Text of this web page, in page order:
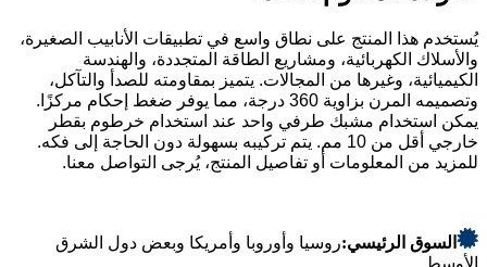
يُستخدم هذا المنتج على نطاق واسع في تطبيقات الأنابيب الصغيرة،
والأسلاك الكهربائية، ومشاريع الطاقة المتجددة، والهندسة
الكيميائية، وغيرها من المجالات. يتميز بمقاومته للصدأ والتآكل،
وتصميمه المرن بزاوية 360 درجة، مما يوفر ضغط إحكام مركزًا.
يمكن استخدام مشبك طرفي واحد عند استخدام خرطوم بقطر
خارجي أقل من 10 مم. يتم تركيبه بسهولة دون الحاجة إلى فكه.
للمزيد من المعلومات أو تفاصيل المنتج، يُرجى التواصل معنا.
السوق الرئيسي:روسيا وأوروبا وأمريكا وبعض دول الشرق
الأوسط